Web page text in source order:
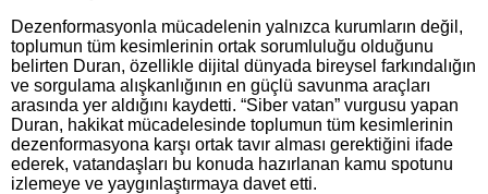
Dezenformasyonla mücadelenin yalnızca kurumların değil,
toplumun tüm kesimlerinin ortak sorumluluğu olduğunu
belirten Duran, özellikle dijital dünyada bireysel farkındalığın
ve sorgulama alışkanlığının en güçlü savunma araçları
arasında yer aldığını kaydetti. “Siber vatan” vurgusu yapan
Duran, hakikat mücadelesinde toplumun tüm kesimlerinin
dezenformasyona karşı ortak tavır alması gerektiğini ifade
ederek, vatandaşları bu konuda hazırlanan kamu spotunu
izlemeye ve yaygınlaştırmaya davet etti.